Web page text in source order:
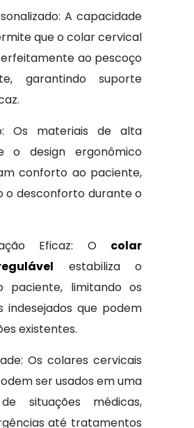
A capacidade
que o colar cervical
ao pescoço
garantindo suporte
Os materiais de alta
o design ergonômico
conforto ao paciente,
o desconforto durante o
Eficaz: O colar
estabiliza o
paciente, limitando os
indesejados que podem
existentes.
Os colares cervicais
ser usados em uma
situações médicas,
até tratamentos